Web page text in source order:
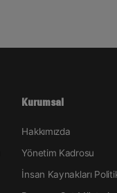
Kurumsal
Hakkımızda
Yönetim Kadrosu
İnsan Kaynakları